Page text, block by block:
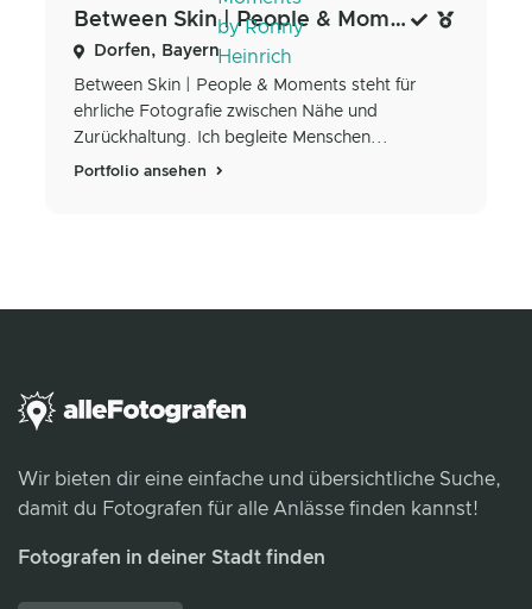
Between Skin | People & Moments by Ronny Heinrich
Dorfen, Bayern
Between Skin | People & Moments steht für
ehrliche Fotografie zwischen Nähe und
Zurückhaltung. Ich begleite Menschen...
Portfolio ansehen
Wir bieten dir eine einfache und übersichtliche Suche,
damit du Fotografen für alle Anlässe finden kannst!
Fotografen in deiner Stadt finden